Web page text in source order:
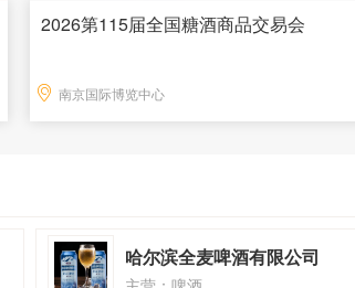
2026第115届全国糖酒商品交易会
南京国际博览中心
哈尔滨全麦啤酒有限公司